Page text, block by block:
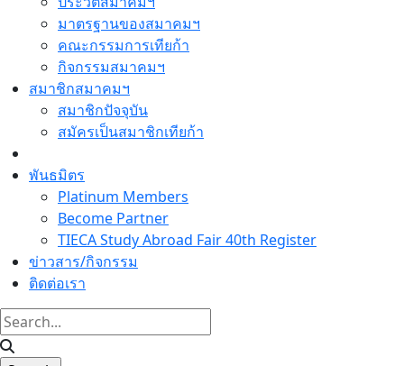
มาตรฐานของสมาคมฯ
คณะกรรมการเทียก้า
กิจกรรมสมาคมฯ
สมาชิกสมาคมฯ
สมาชิกปัจจุบัน
สมัครเป็นสมาชิกเทียก้า
พันธมิตร
Platinum Members
Become Partner
TIECA Study Abroad Fair 40th Register
ข่าวสาร/กิจกรรม
ติดต่อเรา